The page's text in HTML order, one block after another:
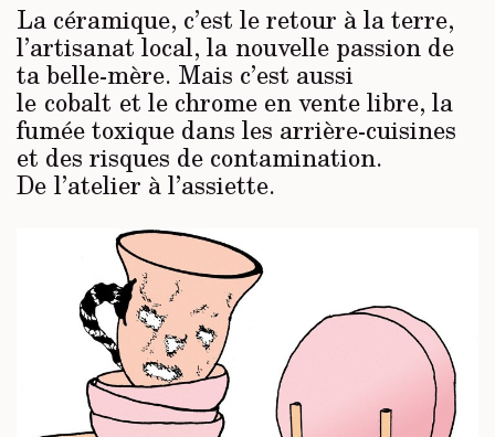
La céramique, c’est le retour à la terre,
l’artisanat local, la nouvelle passion de
ta belle-mère. Mais c’est aussi
le cobalt et le chrome en vente libre, la
fumée toxique dans les arrière-cuisines
et des risques de contamination.
De l’atelier à l’assiette.